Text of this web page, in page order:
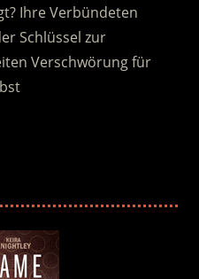
Ihre Verbündeten
Schlüssel zur
Verschwörung für